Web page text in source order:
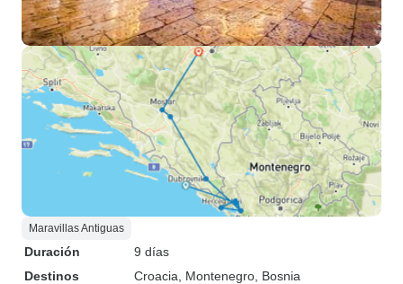
Maravillas Antiguas
Duración
9 días
Destinos
Croacia , Montenegro , Bosnia